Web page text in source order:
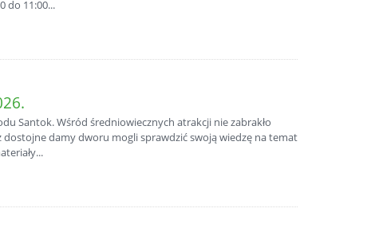
do 11:00...
Santok. Wśród średniowiecznych atrakcji nie zabrakło
damy dworu mogli sprawdzić swoją wiedzę na temat